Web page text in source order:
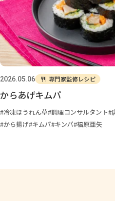
2026.05.06 専門家監修レシピ
からあげキムパ
冷凍ほうれん草 調理コンサルタント
から揚げ キムパ キンパ 福原亜矢